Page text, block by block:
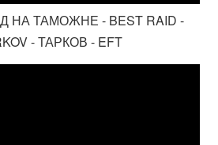
ТАМОЖНЕ - BEST RAID -
- ТАРКОВ - EFT